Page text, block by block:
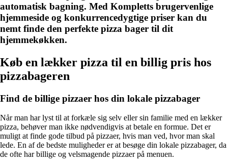
automatisk bagning. Med Kompletts brugervenlige
hjemmeside og konkurrencedygtige priser kan du
nemt finde den perfekte pizza bager til dit
hjemmekøkken.
Køb en lækker pizza til en billig pris hos
pizzabageren
Find de billige pizzaer hos din lokale pizzabager
Når man har lyst til at forkæle sig selv eller sin familie med en lækker
pizza, behøver man ikke nødvendigvis at betale en formue. Det er
muligt at finde gode tilbud på pizzaer, hvis man ved, hvor man skal
lede. En af de bedste muligheder er at besøge din lokale pizzabager, da
de ofte har billige og velsmagende pizzaer på menuen.